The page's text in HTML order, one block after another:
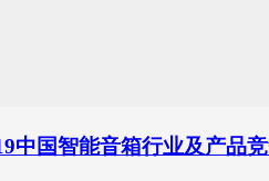
中国智能音箱行业及产品